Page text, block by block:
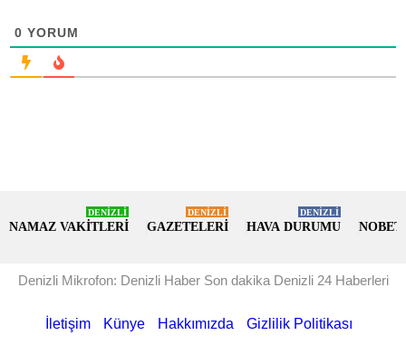
0 YORUM
NAMAZ VAKİTLERİ
DENİZLİ
GAZETELERİ
DENİZLİ
HAVA DURUMU
DENİZLİ
Denizli Mikrofon: Denizli Haber Son dakika Denizli 24 Haberleri
İletişim Künye Hakkımızda Gizlilik Politikası